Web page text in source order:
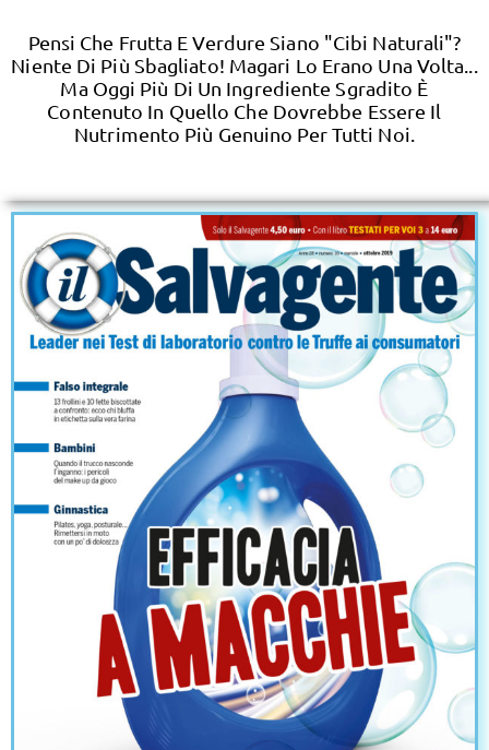
Pensi Che Frutta E Verdure Siano "cibi Naturali"?
Niente Di Più Sbagliato! Magari Lo Erano Una Volta...
Ma Oggi Più Di Un Ingrediente Sgradito È
Contenuto In Quello Che Dovrebbe Essere Il
Nutrimento Più Genuino Per Tutti Noi.